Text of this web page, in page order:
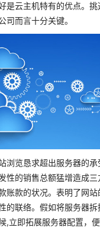
是云主机特有的优点。
司而言十分关键。
浏览恳求超出服务器的
性的销售总额猛增造成
账款的状况。表明了网
的联络。假如将服务器
,立即拓展服务器配置，